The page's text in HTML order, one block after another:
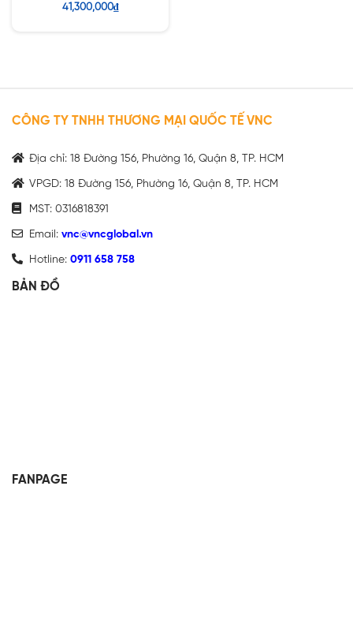
Được xếp
41,300,000₫
CÔNG TY TNHH THƯƠNG MẠI QUỐC TẾ VNC
Địa chỉ: 18 Đường 156, Phường 16, Quận 8, TP. HCM
VPGD: 18 Đường 156, Phường 16, Quận 8, TP. HCM
MST: 0316818391
Email: vnc@vncglobal.vn
Hotline: 0911 658 758
BẢN ĐỒ
FANPAGE